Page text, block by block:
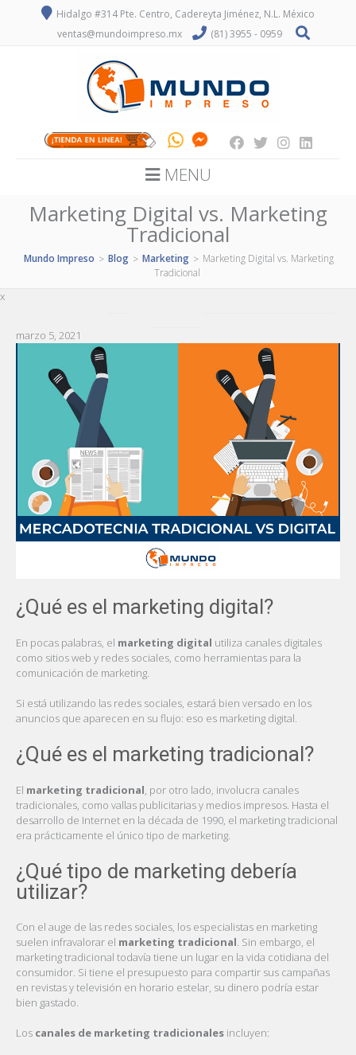
Hidalgo #314 Pte. Centro, Cadereyta Jiménez, N.L. México
ventas@mundoimpreso.mx
(81) 3955 - 0959
MENU
Marketing Digital vs. Marketing
Tradicional
Mundo Impreso > Blog > Marketing > Marketing Digital vs. Marketing
Tradicional
x
marzo 5, 2021
¿Qué es el marketing digital?
En pocas palabras, el marketing digital utiliza canales digitales
como sitios web y redes sociales, como herramientas para la
comunicación de marketing.
Si está utilizando las redes sociales, estará bien versado en los
anuncios que aparecen en su flujo: eso es marketing digital.
¿Qué es el marketing tradicional?
El marketing tradicional, por otro lado, involucra canales
tradicionales, como vallas publicitarias y medios impresos. Hasta el
desarrollo de Internet en la década de 1990, el marketing tradicional
era prácticamente el único tipo de marketing.
¿Qué tipo de marketing debería
utilizar?
Con el auge de las redes sociales, los especialistas en marketing
suelen infravalorar el marketing tradicional. Sin embargo, el
marketing tradicional todavía tiene un lugar en la vida cotidiana del
consumidor. Si tiene el presupuesto para compartir sus campañas
en revistas y televisión en horario estelar, su dinero podría estar
bien gastado.
Los canales de marketing tradicionales incluyen: